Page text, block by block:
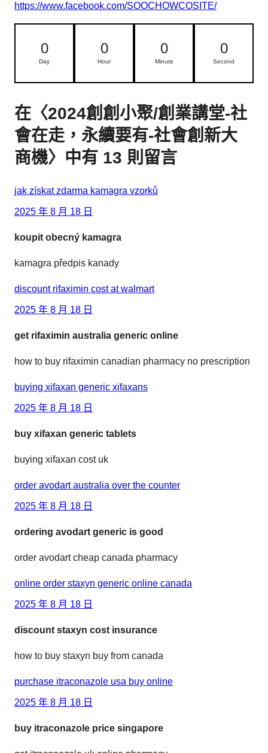
https://www.facebook.com/SOOCHOWCOSITE/
0
Day
0
Hour
0
Minute
0
Second
在〈2024創創小聚/創業講堂-社
會在走，永續要有-社會創新大
商機〉中有 13 則留言
jak získat zdarma kamagra vzorků
2025 年 8 月 18 日
koupit obecný kamagra
kamagra předpis kanady
discount rifaximin cost at walmart
2025 年 8 月 18 日
get rifaximin australia generic online
how to buy rifaximin canadian pharmacy no prescription
buying xifaxan generic xifaxans
2025 年 8 月 18 日
buy xifaxan generic tablets
buying xifaxan cost uk
order avodart australia over the counter
2025 年 8 月 18 日
ordering avodart generic is good
order avodart cheap canada pharmacy
online order staxyn generic online canada
2025 年 8 月 18 日
discount staxyn cost insurance
how to buy staxyn buy from canada
purchase itraconazole usa buy online
2025 年 8 月 18 日
buy itraconazole price singapore